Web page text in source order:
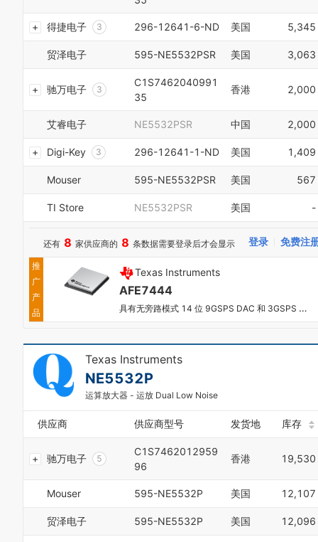
得捷电子
3
7
8
2
8
296-12641-6-ND 美国 5,345
贸泽电子 595-NE5532PSR 美国 3,063
驰万电子
8
9
3
7
8
4
5
6
7
C1S7462040991
35
香港 2,000
艾睿电子 NE5532PSR 中国 2,000
Digi-Key
4
8
9
3
9
2
3
5
8
9
296-12641-1-ND 美国 1,409
Mouser 595-NE5532PSR 美国 567
TI Store NE5532PSR 美国 -
还有 8 家供应商的 8 条数据需要登录后才会显示 登录 免费注
推
广
产
品
Texas Instruments
AFE7444
具有无旁路模式 14 位 9GSPS DAC 和 3GSPS ADC 的四通道射频采样 AFE
Texas Instruments
NE5532P
运算放大器 - 运放 Dual Low Noise
供应商 供应商型号 发货地 库存
驰万电子
0
1
2
3
7
8
9
1
5
C1S7462012959
96
香港 19,530
Mouser 595-NE5532P 美国 12,107
贸泽电子 595-NE5532P 美国 12,096
0
1
2
6